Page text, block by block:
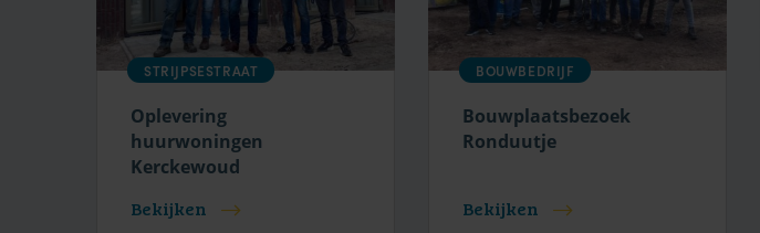
STRIJPSESTRAAT
Oplevering
huurwoningen
Kerckewoud
Bekijken
BOUWBEDRIJF
Bouwplaatsbezoek
Ronduutje
Bekijken